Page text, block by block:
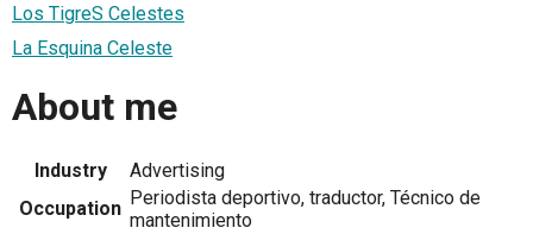
Los TigreS Celestes
La Esquina Celeste
About me
Industry
Advertising
Occupation Periodista deportivo, traductor, Técnico de
mantenimiento